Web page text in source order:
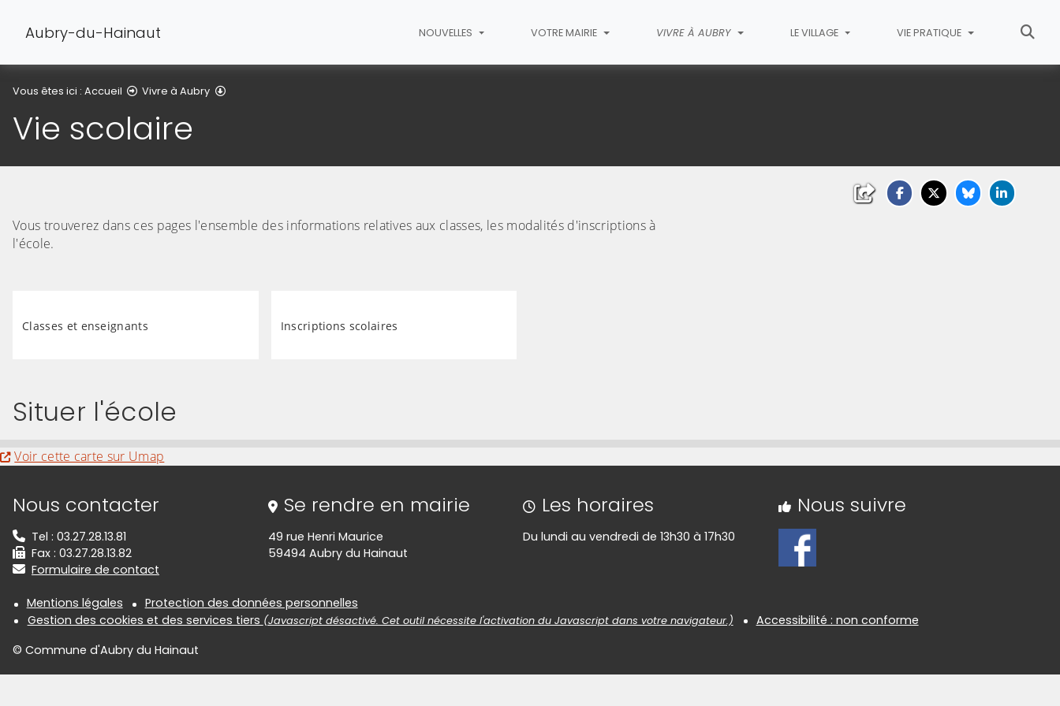
Aubry-du-Hainaut NOUVELLES VOTRE MAIRIE VIVRE À AUBRY LE VILLAGE VIE PRATIQUE
Vous êtes ici : Accueil Vivre à Aubry
Vie scolaire
Vous trouverez dans ces pages l'ensemble des informations relatives aux classes, les modalités d'inscriptions à
l'école.
Classes et enseignants Inscriptions scolaires
Situer l'école
Evitez la carte interactive ci-après et aller au lien qui permet d'accéder directement à cette carte sur Umap »
Voir cette carte sur Umap
Informations de contact
Nous contacter
Tel : 03.27.28.13.81
Fax : 03.27.28.13.82
Formulaire de contact
Se rendre en mairie
49 rue Henri Maurice
59494 Aubry du Hainaut
Les horaires
Du lundi au vendredi de 13h30 à 17h30
Nous suivre
Informations réglementaires
Mentions légales
Protection des données personnelles
Gestion des cookies et des services tiers (Javascript désactivé. Cet outil nécessite l'activation du Javascript dans votre navigateur.)
Accessibilité : non conforme
© Commune d'Aubry du Hainaut